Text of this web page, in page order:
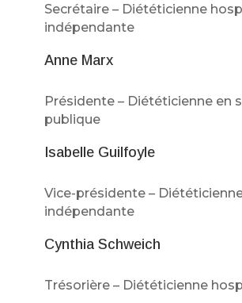
Secrétaire – Diététicienne
indépendante
Anne Marx
Présidente – Diététicienne en
publique
Isabelle Guilfoyle
Vice-présidente –
indépendante
Cynthia Schweich
Trésorière – Diététicienne